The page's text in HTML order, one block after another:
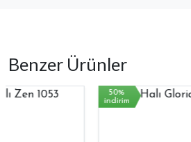
Benzer Ürünler
50%